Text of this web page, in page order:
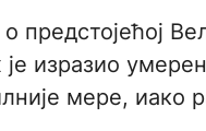
предстојећој
је изразио
мере, иако